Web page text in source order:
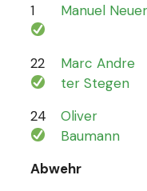
1
Manuel Neuer
22
Marc Andre
ter Stegen
24
Oliver
Baumann
Abwehr